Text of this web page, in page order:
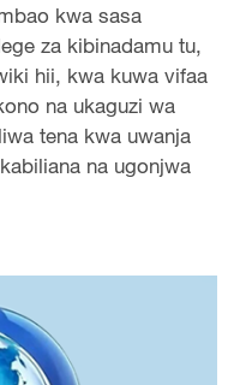
kwa sasa
za kibinadamu tu,
hii, kwa kuwa vifaa
na ukaguzi wa
tena kwa uwanja
na ugonjwa